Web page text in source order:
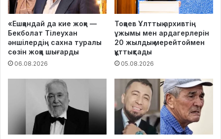
«Ешқандай да кие жоқ» —
Бекболат Тілеухан
әншілердің сахна туралы
сөзін жоққа шығарды
06.08.2026
Тоқаев Ұлттық архивтің
ұжымы мен ардагерлерін
20 жылдық мерейтоймен
құттықтады
05.08.2026